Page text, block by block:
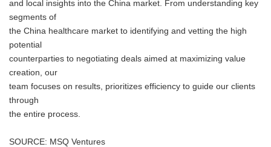
and local insights into the China market. From understanding key
segments of
the China healthcare market to identifying and vetting the high
potential
counterparties to negotiating deals aimed at maximizing value
creation, our
team focuses on results, prioritizes efficiency to guide our clients
through
the entire process.
SOURCE: MSQ Ventures